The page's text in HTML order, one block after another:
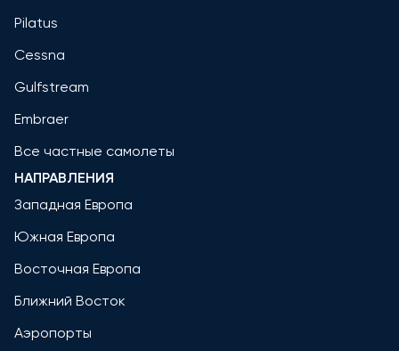
Pilatus
Cessna
Gulfstream
Embraer
Все частные самолеты
НАПРАВЛЕНИЯ
Западная Европа
Южная Европа
Восточная Европа
Ближний Восток
Аэропорты